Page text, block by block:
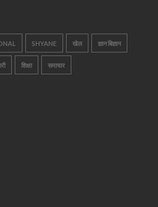
SHYANE खेल ज्ञान बिज्ञान
शिक्षा समाचार